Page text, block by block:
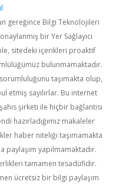
gereğince Bilgi Teknolojileri
bir Yer Sağlayıcı
sitedeki içerikleri proaktif
bulunmamaktadır.
taşımakta olup,
etmiş sayılırlar. Bu internet
şirketi ile hiçbir bağlantısı
hazırladığımız makaleler
haber niteliği taşımamakta
paylaşım yapılmamaktadır.
tamamen tesadüfidir.
ücretsiz bir bilgi paylaşım